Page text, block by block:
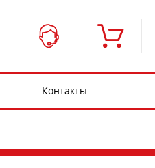
Контакты